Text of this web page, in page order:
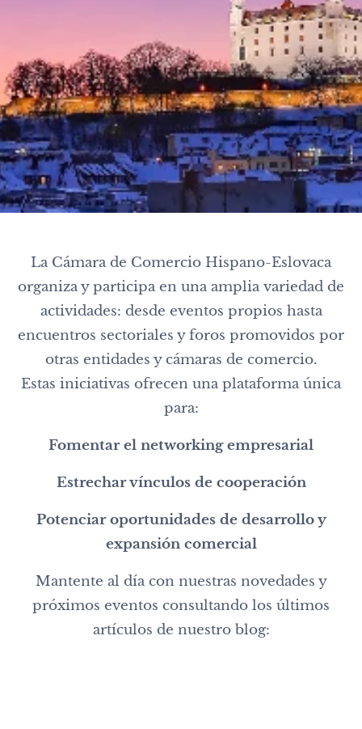
La Cámara de Comercio Hispano-Eslovaca
organiza y participa en una amplia variedad de
actividades: desde eventos propios hasta
encuentros sectoriales y foros promovidos por
otras entidades y cámaras de comercio.
Estas iniciativas ofrecen una plataforma única
para:
Fomentar el networking empresarial
Estrechar vínculos de cooperación
Potenciar oportunidades de desarrollo y
expansión comercial
Mantente al día con nuestras novedades y
próximos eventos consultando los últimos
artículos de nuestro blog: